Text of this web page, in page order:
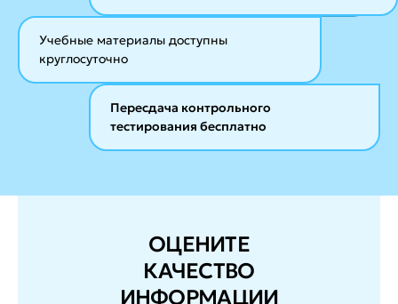
Учебные материалы доступны
круглосуточно
Пересдача контрольного
тестирования бесплатно
ОЦЕНИТЕ
КАЧЕСТВО
ИНФОРМАЦИИ